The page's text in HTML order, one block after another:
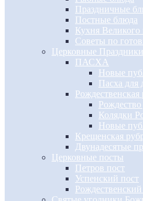
Праздничные
Постные блюда
Кухня Великого
Советы по
Церковные Праздники
ПАСХА
Новые
Пасха для
Рождественская
Рождество
Колядки
Новые
Крещенская
Двунадесятые
Церковные посты
Петров пост
Успенский пост